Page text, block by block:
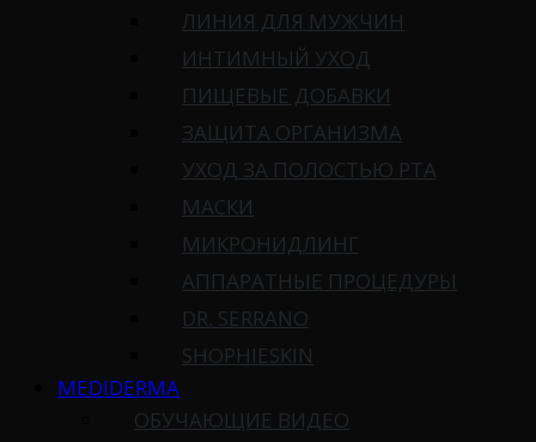
ЛИНИЯ ДЛЯ МУЖЧИН
ИНТИМНЫЙ УХОД
ПИЩЕВЫЕ ДОБАВКИ
ЗАЩИТА ОРГАНИЗМА
УХОД ЗА ПОЛОСТЬЮ РТА
МАСКИ
МИКРОНИДЛИНГ
АППАРАТНЫЕ ПРОЦЕДУРЫ
DR. SERRANO
SHOPHIESKIN
MEDIDERMA
ОБУЧАЮЩИЕ ВИДЕО